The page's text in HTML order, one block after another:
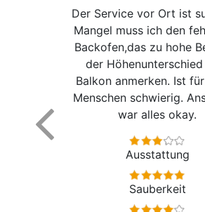
Der Service vor Ort ist
Mangel muss ich den
Backofen,das zu hohe
der
Balkon anmerken. Ist
Menschen schwierig.
war alles okay.
Ausstattung
Sauberkeit